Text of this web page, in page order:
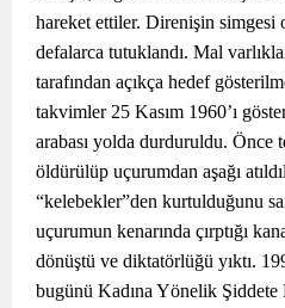
hareket ettiler. Direnişin simgesi
defalarca tutuklandı. Mal
tarafından açıkça hedef
takvimler 25 Kasım 1960’ı
arabası yolda durduruldu. Önce
öldürülüp uçurumdan aşağı
“kelebekler”den kurtulduğunu
uçurumun kenarında çırptığı
dönüştü ve diktatörlüğü yıktı.
bugünü Kadına Yönelik Şiddete